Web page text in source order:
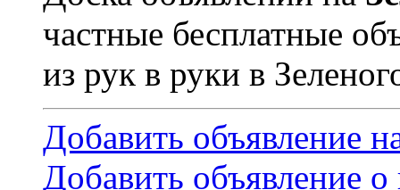
частные бесплатные
из рук в руки в
Добавить объявление
Добавить объявление